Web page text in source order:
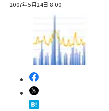
2007年5月24日 8:00